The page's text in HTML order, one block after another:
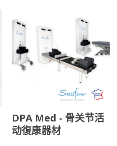
DPA Med - 骨关节活
动復康器材